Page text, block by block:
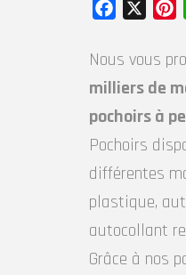
Facebook
Nous vous
milliers de
pochoirs à
Pochoirs
différentes
plastique,
autocollant
Grâce à nos